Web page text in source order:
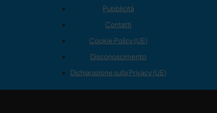
Pubblicità
Contatti
Cookie Policy (UE)
Disconoscimento
Dichiarazione sulla Privacy (UE)